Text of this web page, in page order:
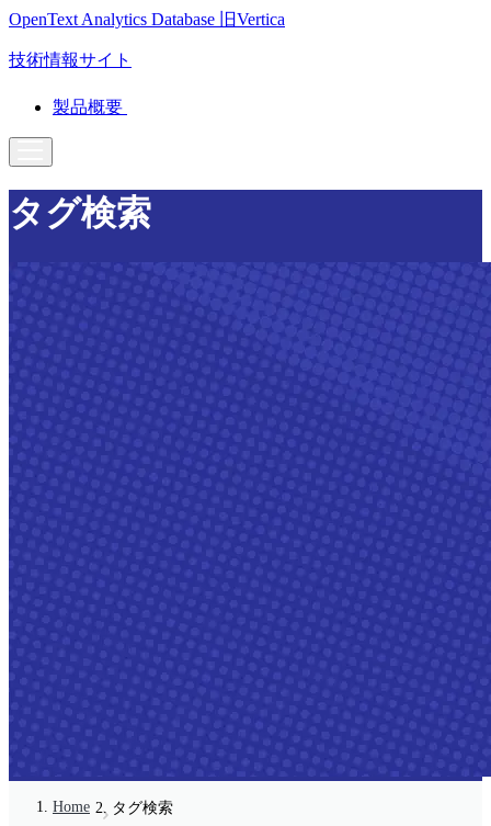
OpenText Analytics Database 旧Vertica
技術情報サイト
製品概要
タグ検索
Home タグ検索